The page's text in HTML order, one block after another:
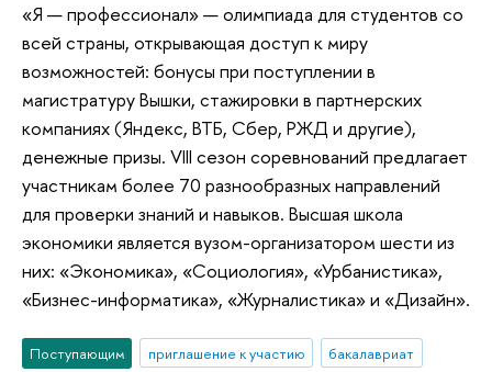
«Я — профессионал» — олимпиада для студентов со
всей страны, открывающая доступ к миру
возможностей: бонусы при поступлении в
магистратуру Вышки, стажировки в партнерских
компаниях (Яндекс, ВТБ, Сбер, РЖД и другие),
денежные призы. VIII сезон соревнований предлагает
участникам более 70 разнообразных направлений
для проверки знаний и навыков. Высшая школа
экономики является вузом-организатором шести из
них: «Экономика», «Социология», «Урбанистика»,
«Бизнес-информатика», «Журналистика» и «Дизайн».
Поступающим приглашение к участию
бакалавриат